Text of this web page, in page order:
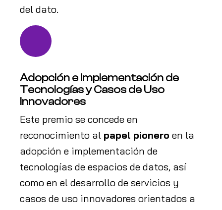
del dato.
Adopción e Implementación de
Tecnologías y Casos de Uso
Innovadores
Este premio se concede en
reconocimiento al papel pionero en la
adopción e implementación de
tecnologías de espacios de datos, así
como en el desarrollo de servicios y
casos de uso innovadores orientados a